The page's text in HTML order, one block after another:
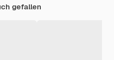
gefallen